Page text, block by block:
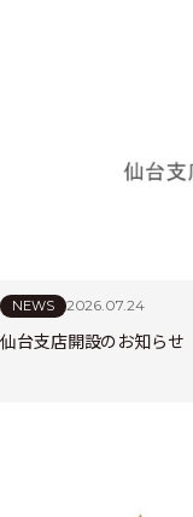
NEWS 2026.07.24
仙台支店開設のお知らせ